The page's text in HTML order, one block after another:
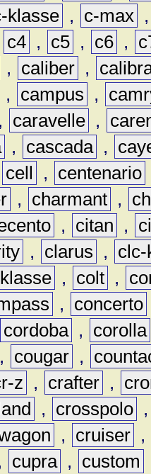
klasse , c-max
c4 , c5 , c6 ,
, caliber ,
, campus ,
, caravelle ,
, cascada ,
cell , centenario
, charmant ,
, citan ,
, clarus ,
clc-
, colt ,
, concerto
cordoba ,
corolla
, cougar ,
z , crafter ,
, crosspolo
, cruiser ,
cupra , custom